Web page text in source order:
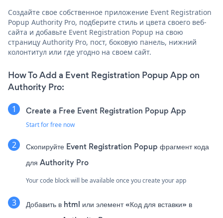
Создайте свое собственное приложение Event Registration
Popup Authority Pro, подберите стиль и цвета своего веб-
сайта и добавьте Event Registration Popup на свою
страницу Authority Pro, пост, боковую панель, нижний
колонтитул или где угодно на своем сайт.
How To Add a Event Registration Popup App on
Authority Pro:
Create a Free Event Registration Popup App
Start for free now
Скопируйте Event Registration Popup фрагмент кода
для Authority Pro
Your code block will be available once you create your app
Добавить в html или элемент «Код для вставки» в